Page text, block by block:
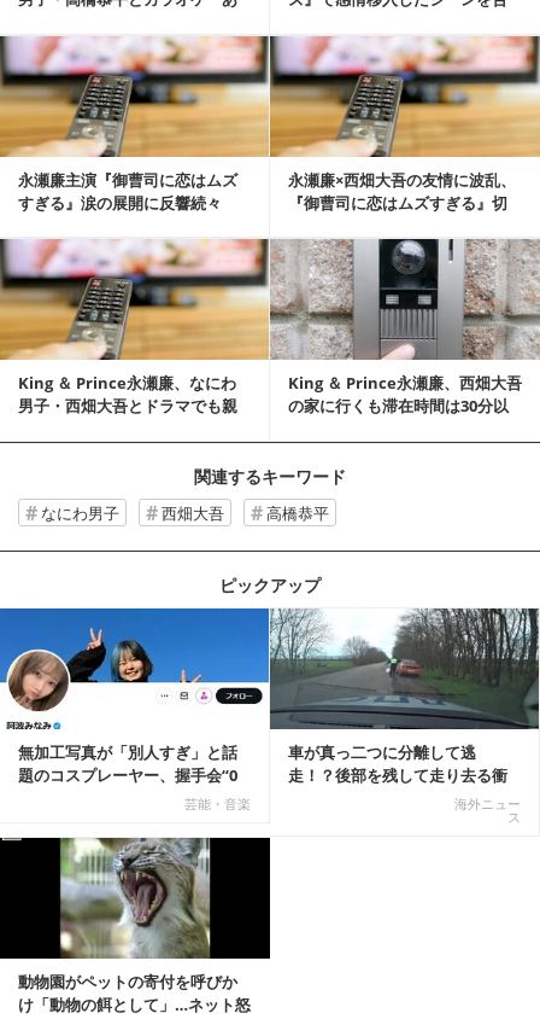
永瀬廉主演『御曹司に恋はムズ
すぎる』涙の展開に反響続々
永瀬廉×西畑大吾の友情に波乱、
『御曹司に恋はムズすぎる』切
記事を読む
King ＆ Prince永瀬廉、なにわ
男子・西畑大吾とドラマでも親
King ＆ Prince永瀬廉、西畑大吾
の家に行くも滞在時間は30分以
記事を読む
関連するキーワード
なにわ男子 西畑大吾 高橋恭平
ピックアップ
無加工写真が「別人すぎ」と話
題のコスプレーヤー、握手会“0
芸能・音楽
車が真っ二つに分離して逃
走！？後部を残して走り去る衝
海外ニュー
ス
動物園がペットの寄付を呼びか
け「動物の餌として」…ネット怒